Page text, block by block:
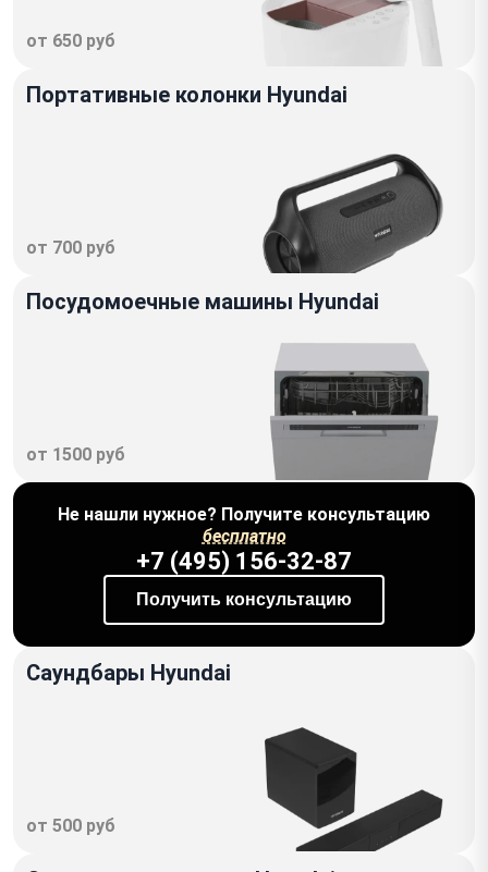
от 650 руб
Портативные колонки Hyundai
от 700 руб
Посудомоечные машины Hyundai
от 1500 руб
Не нашли нужное? Получите консультацию
бесплатно
+7 (495) 156-32-87
Получить консультацию
Саундбары Hyundai
от 500 руб